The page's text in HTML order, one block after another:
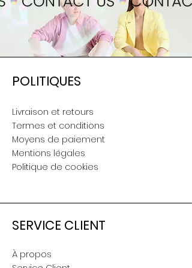
POLITIQUES
Livraison et retours
Termes et conditions
Moyens de paiement
Mentions légales
Politique de cookies
SERVICE CLIENT
À propos